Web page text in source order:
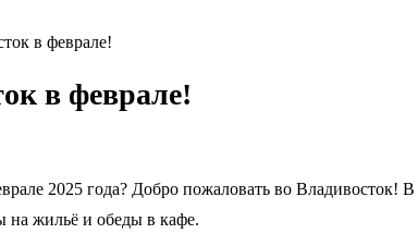
в феврале!
в феврале!
2025 года? Добро пожаловать во Владивосток!
на жильё и обеды в кафе.